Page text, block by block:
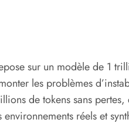
sur un modèle de 1
les problèmes
de tokens sans
réels et